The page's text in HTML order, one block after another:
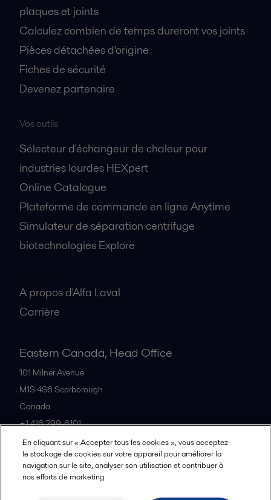
plaques et joints
Calculez combien de temps dureront vos joints
Pièces détachées d'origine
Fiches de sécurité
Devenez partenaire
Vos outils
Sélecteur d'échangeur de chaleur pour
industries lourdes HEXpert
Online Catalogue
Plateforme de commande en ligne Anytime
Simulateur de séparation centrifuge
biotechnologies Explore
A propos d'Alfa Laval
Carrière
Eastern Canada, Head Office
101 Milner Avenue
M1S 4S6 Scarborough
Canada
+1 416 299-6101
Tous les bureaux et partenaires
En cliquant sur « Accepter tous les cookies », vous acceptez
le stockage de cookies sur votre appareil pour améliorer la
navigation sur le site, analyser son utilisation et contribuer à
nos efforts de marketing.